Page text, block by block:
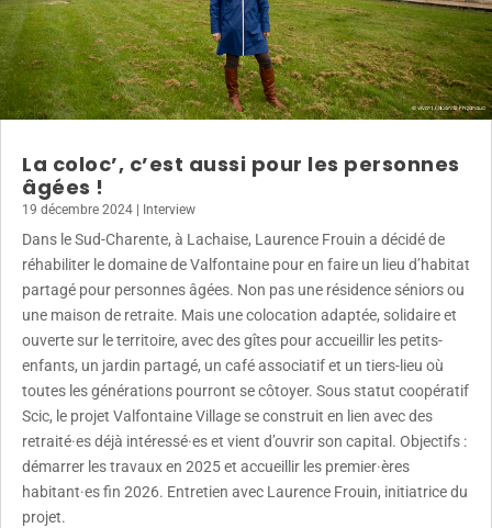
La coloc’, c’est aussi pour les personnes
âgées !
19 décembre 2024 Interview
Dans le Sud-Charente, à Lachaise, Laurence Frouin a décidé de
réhabiliter le domaine de Valfontaine pour en faire un lieu d’habitat
partagé pour personnes âgées. Non pas une résidence séniors ou
une maison de retraite. Mais une colocation adaptée, solidaire et
ouverte sur le territoire, avec des gîtes pour accueillir les petits-
enfants, un jardin partagé, un café associatif et un tiers-lieu où
toutes les générations pourront se côtoyer. Sous statut coopératif
Scic, le projet Valfontaine Village se construit en lien avec des
retraité·es déjà intéressé·es et vient d’ouvrir son capital. Objectifs :
démarrer les travaux en 2025 et accueillir les premier·ères
habitant·es fin 2026. Entretien avec Laurence Frouin, initiatrice du
projet.